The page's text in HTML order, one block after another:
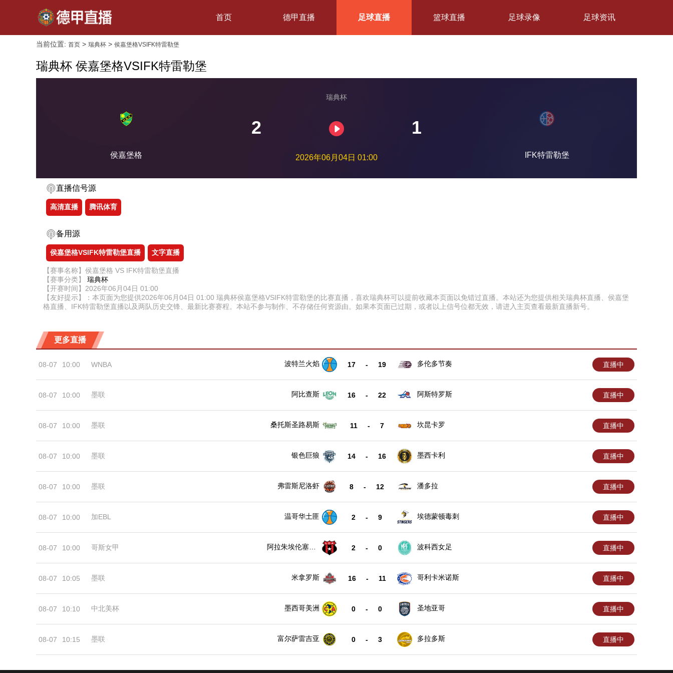
首页 德甲直播 足球直播 篮球直播 足球录像 足球资讯
当前位置: 首页 > 瑞典杯 > 侯嘉堡格VSIFK特雷勒堡
瑞典杯 侯嘉堡格VSIFK特雷勒堡
侯嘉堡格
瑞典杯
2 1
2026年06月04日 01:00 IFK特雷勒堡
直播信号源
高清直播 腾讯体育
备用源
侯嘉堡格VSIFK特雷勒堡直播 文字直播
【赛事名称】侯嘉堡格 VS IFK特雷勒堡直播
【赛事分类】 瑞典杯
【开赛时间】2026年06月04日 01:00
【友好提示】：本页面为您提供2026年06月04日 01:00 瑞典杯侯嘉堡格VSIFK特雷勒堡的比赛直播，喜欢瑞典杯可以提前收藏本页面以免错过直播。本站还为您提供相关瑞典杯直播、侯嘉堡
格直播、IFK特雷勒堡直播以及两队历史交锋、最新比赛赛程。本站不参与制作、不存储任何资源由。如果本页面已过期，或者以上信号位都无效，请进入主页查看最新直播新号。
更多直播
08-07 10:00 WNBA 波特兰火焰 17 - 19 多伦多节奏 直播中
08-07 10:00 墨联 阿比查斯 16 - 22 阿斯特罗斯 直播中
08-07 10:00 墨联 桑托斯圣路易斯 11 - 7 坎昆卡罗 直播中
08-07 10:00 墨联 银色巨狼 14 - 16 墨西卡利 直播中
08-07 10:00 墨联 弗雷斯尼洛虾 8 - 12 潘多拉 直播中
08-07 10:00 加EBL 温哥华土匪 2 - 9 埃德蒙顿毒刺 直播中
08-07 10:00 哥斯女甲
阿拉朱埃伦塞女
2 - 0 波科西女足 直播中
08-07 10:05 墨联 米拿罗斯 16 - 11 哥利卡米诺斯 直播中
08-07 10:10 中北美杯 墨西哥美洲 0 - 0 圣地亚哥 直播中
08-07 10:15 墨联 富尔萨雷吉亚 0 - 3 多拉多斯 直播中